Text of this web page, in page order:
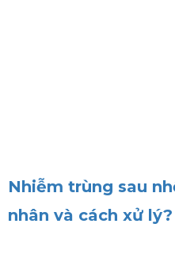
Nhiễm trùng sau
nhân và cách xử lý?